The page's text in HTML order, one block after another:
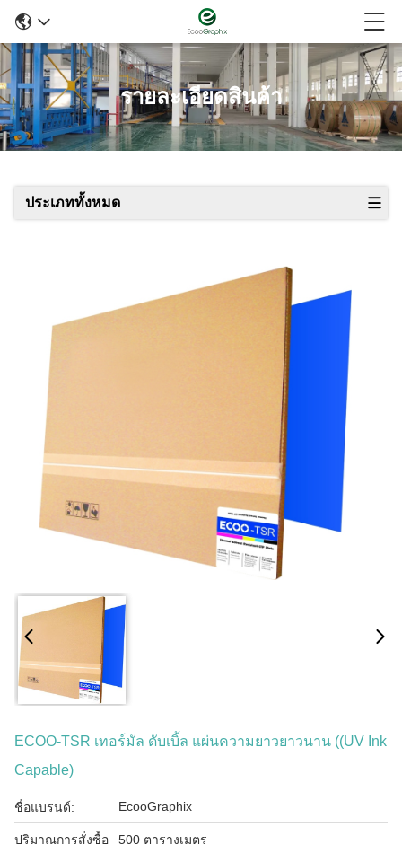
รายละเอียดสินค้า
ประเภททั้งหมด
ECOO-TSR เทอร์มัล ดับเบิ้ล แผ่นความยาวยาวนาน ((UV Ink
Capable)
ชื่อแบรนด์: EcooGraphix
ปริมาณการสั่งซื้อ
500 ตารางเมตร